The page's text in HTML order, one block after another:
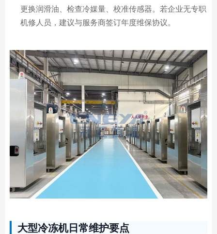
更换润滑油、检查冷媒量、校准传感器。若企业无专职
机修人员，建议与服务商签订年度维保协议。
大型冷冻机日常维护要点